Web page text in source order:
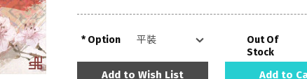
Option
Out Of
Stock
Add to Wish List Add to